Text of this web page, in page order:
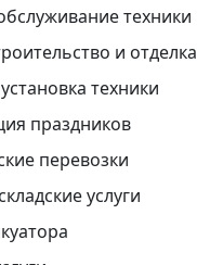
техники
и отделка
техники
праздников
перевозки
услуги